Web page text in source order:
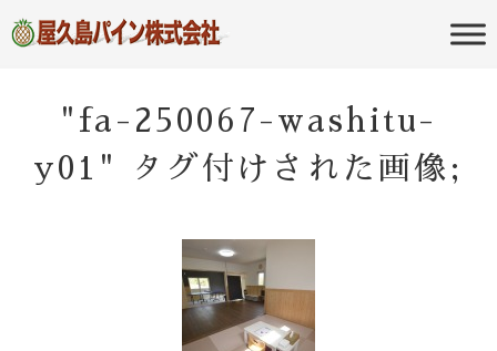
屋久島パイン
株式会社
のポータルサイト
"fa-250067-washitu-
y01" タグ付けされた画像;